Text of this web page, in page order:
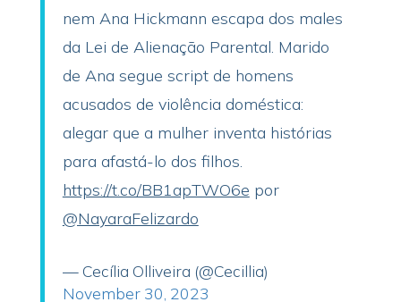
nem Ana Hickmann escapa dos males
da Lei de Alienação Parental. Marido
de Ana segue script de homens
acusados de violência doméstica:
alegar que a mulher inventa histórias
para afastá-lo dos filhos.
https://t.co/BB1apTWO6e por
@NayaraFelizardo
— Cecília Olliveira (@Cecillia)
November 30, 2023